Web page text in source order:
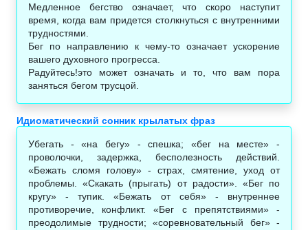
Медленное бегство означает, что скоро наступит
время, когда вам придется столкнуться с внутренними
трудностями.
Бег по направлению к чему-то означает ускорение
вашего духовного прогресса.
Радуйтесь!это может означать и то, что вам пора
заняться бегом трусцой.
Идиоматический сонник крылатых фраз
Убегать - «на бегу» - спешка; «бег на месте» -
проволочки, задержка, бесполезность действий.
«Бежать сломя голову» - страх, смятение, уход от
проблемы. «Скакать (прыгать) от радости». «Бег по
кругу» - тупик. «Бежать от себя» - внутреннее
противоречие, конфликт. «Бег с препятствиями» -
преодолимые трудности; «соревновательный бег» -